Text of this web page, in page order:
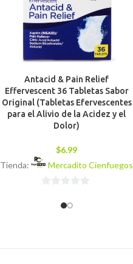
Antacid & Pain Relief
Effervescent 36 Tabletas Sabor
Original (Tabletas Efervescentes
para el Alivio de la Acidez y el
Dolor)
$6.99
Tienda:
Mercadito Cienfuegos